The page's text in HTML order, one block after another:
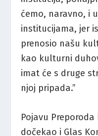
ćemo, naravno, i
institucijama, jer
prenosio našu
kao kulturni
imat će s druge
njoj pripada.”
Pojavu
dočekao i Glas